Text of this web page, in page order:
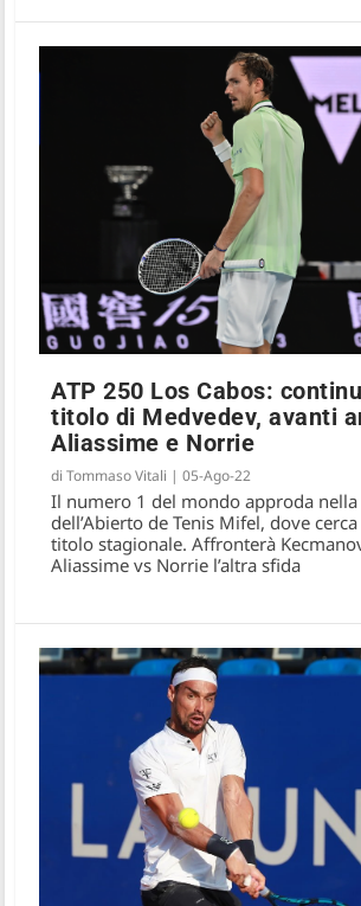
ATP 250 Los Cabos:
titolo di Medvedev, avanti
Aliassime e Norrie
diTommaso Vitali |05-Ago-22
Il numero 1 del mondo approda
dell’Abierto de Tenis Mifel, dove
titolo stagionale. Affronterà
Aliassime vs Norrie l’altra sfida